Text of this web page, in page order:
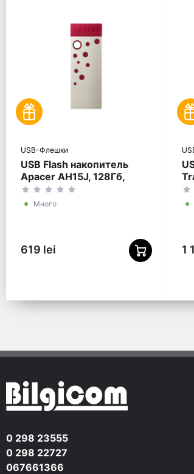
USB-Флешки
USB Flash накопитель
Apacer AH15J, 128Гб,
Красный
Много
619 lei 1
0 298 23555
0 298 22727
067661366